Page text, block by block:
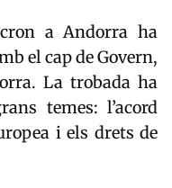
aAndorra ha
el cap de Govern,
La trobada ha
temes: l’acord
i els drets de